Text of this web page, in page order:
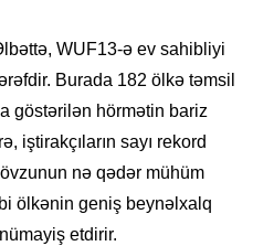
WUF13-ə ev sahibliyi
Burada 182 ölkə təmsil
göstərilən hörmətin bariz
iştirakçıların sayı rekord
nə qədər mühüm
ölkənin geniş beynəlxalq
etdirir.